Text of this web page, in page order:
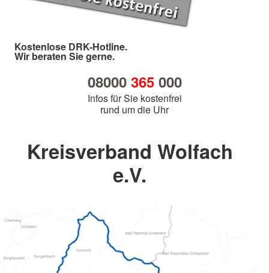
Kostenlose DRK-Hotline.
Wir beraten Sie gerne.
08000 365000
Infos für Sie kostenfrei
rund um die Uhr
Kreisverband Wolfach
e.V.